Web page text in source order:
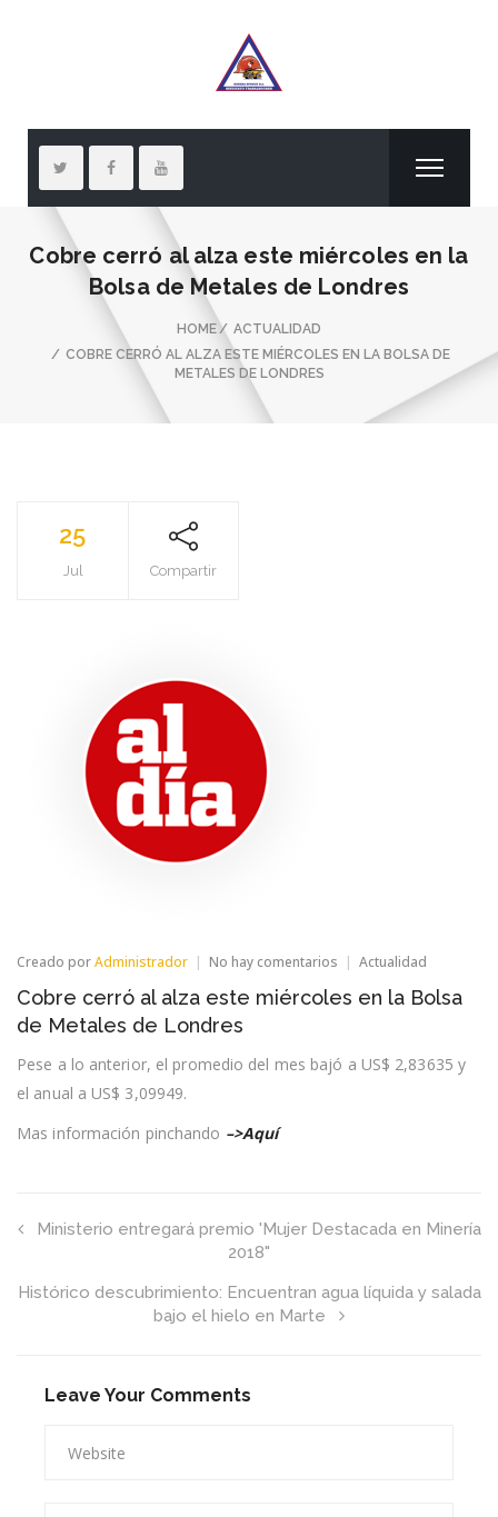
Cobre cerró al alza este miércoles en la
Bolsa de Metales de Londres
HOME
ACTUALIDAD
COBRE CERRÓ AL ALZA ESTE MIÉRCOLES EN LA BOLSA DE
METALES DE LONDRES
25
Jul Compartir
Creado porAdministrador No hay comentarios en
cerró
este
miércoles
Actualidad
Cobre cerró al alza este miércoles en la Bolsa
de Metales de Londres
Pese a lo anterior, el promedio del mes bajó a US$ 2,83635 y
el anual a US$ 3,09949.
Mas información pinchando –>Aquí
Ministerio entregará premio 'Mujer Destacada en Minería
2018"
Histórico descubrimiento: Encuentran agua líquida y salada
bajo el hielo en Marte
Leave Your Comments